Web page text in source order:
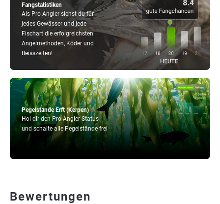
Pegelstände Erft (Kerpen)
Hol dir den Pro Angler Status
und schalte alle Pegelstände frei
Fangstatistiken
Als Pro-Angler siehst du für
jedes Gewässer und jede
Fischart die erfolgreichsten
Angelmethoden, Köder und
Beisszeiten!
Bewertungen